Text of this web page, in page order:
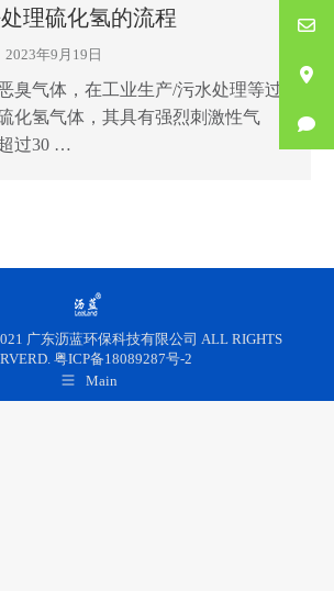
理硫化氢的流程
2023年9月19日
臭气体，在工业生产/污水处理等过
化氢气体，其具有强烈刺激性气
过30 …
广东沥蓝环保科技有限公司 ALL RIGHTS
粤ICP备18089287号-2
Main